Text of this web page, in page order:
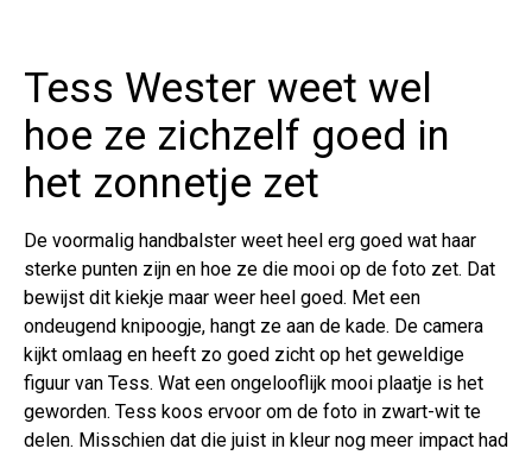
Tess Wester weet wel
hoe ze zichzelf goed in
het zonnetje zet
De voormalig handbalster weet heel erg goed wat haar
sterke punten zijn en hoe ze die mooi op de foto zet. Dat
bewijst dit kiekje maar weer heel goed. Met een
ondeugend knipoogje, hangt ze aan de kade. De camera
kijkt omlaag en heeft zo goed zicht op het geweldige
figuur van Tess. Wat een ongelooflijk mooi plaatje is het
geworden. Tess koos ervoor om de foto in zwart-wit te
delen. Misschien dat die juist in kleur nog meer impact had